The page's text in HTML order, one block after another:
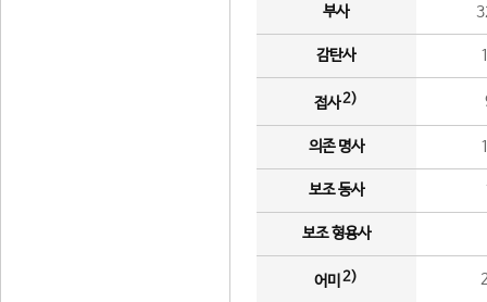
부사
감탄사
접사2)
의존 명사
보조 동사
보조 형용사
어미 2)